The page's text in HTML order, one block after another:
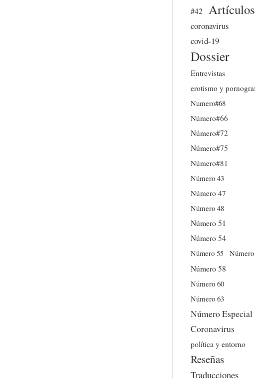
#42
Artículos
coronavirus
covid-19
Dossier
Entrevistas
erotismo y
Numero#68
Número#66
Número#72
Número#75
Número#81
Número 43
Número 47
Número 48
Número 51
Número 54
Número 55
Número 58
Número 60
Número 63
Número Especial
Coronavirus
política y entorno
Reseñas
Traducciones